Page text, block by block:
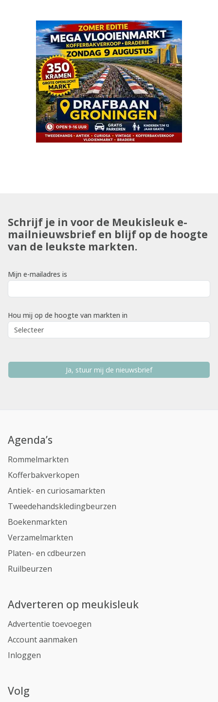
Schrijf je in voor de Meukisleuk e-
mailnieuwsbrief en blijf op de hoogte
van de leukste markten.
Mijn e-mailadres is
Hou mij op de hoogte van markten in
Ja, stuur mij de nieuwsbrief
Agenda’s
Rommelmarkten
Kofferbakverkopen
Antiek- en curiosamarkten
Tweedehandskledingbeurzen
Boekenmarkten
Verzamelmarkten
Platen- en cdbeurzen
Ruilbeurzen
Adverteren op meukisleuk
Advertentie toevoegen
Account aanmaken
Inloggen
Volg